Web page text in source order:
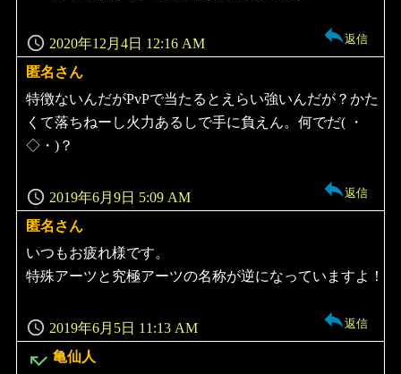
2020年12月4日 12:16 AM 返信
匿名さん
よ
り:
2019年6月9日 5:09 AM
特徴ないんだがPvPで当たるとえらい強いんだが？かた
くて落ちねーし火力あるしで手に負えん。何でだ( ・
◇・)？
返信
匿名さん
よ
り:
2019年6月5日 11:13 AM
いつもお疲れ様です。
特殊アーツと究極アーツの名称が逆になっていますよ！
返信
亀仙人
よ